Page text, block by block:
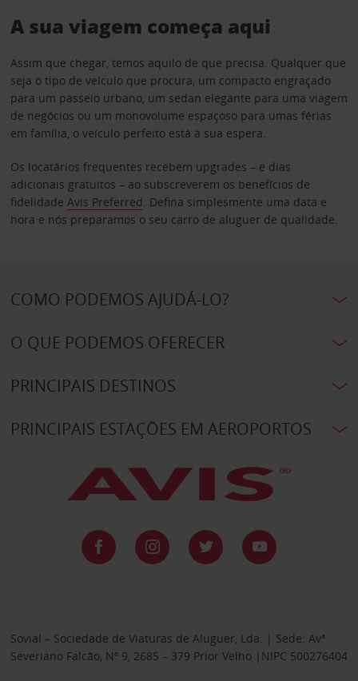
A sua viagem começa aqui
Assim que chegar, temos aquilo de que precisa. Qualquer que
seja o tipo de veículo que procura, um compacto engraçado
para um passeio urbano, um sedan elegante para uma viagem
de negócios ou um monovolume espaçoso para umas férias
em família, o veículo perfeito está à sua espera.
Os locatários frequentes recebem upgrades – e dias
adicionais gratuitos – ao subscreverem os benefícios de
fidelidade Avis Preferred. Defina simplesmente uma data e
hora e nós preparamos o seu carro de aluguer de qualidade.
COMO PODEMOS AJUDÁ-LO?
O QUE PODEMOS OFERECER
PRINCIPAIS DESTINOS
PRINCIPAIS ESTAÇÕES EM AEROPORTOS
Sovial – Sociedade de Viaturas de Aluguer, Lda. | Sede: Avª
Severiano Falcão, Nº 9, 2685 – 379 Prior Velho |NIPC 500276404